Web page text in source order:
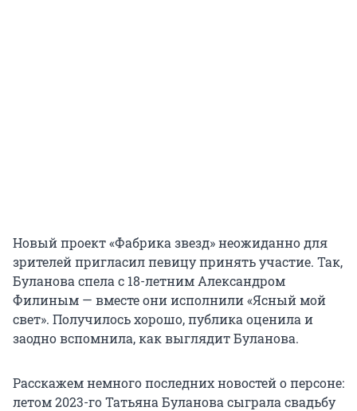
Новый проект «Фабрика звезд» неожиданно для
зрителей пригласил певицу принять участие. Так,
Буланова спела с 18-летним Александром
Филиным — вместе они исполнили «Ясный мой
свет». Получилось хорошо, публика оценила и
заодно вспомнила, как выглядит Буланова.
Расскажем немного последних новостей о персоне:
летом 2023-го Татьяна Буланова сыграла свадьбу